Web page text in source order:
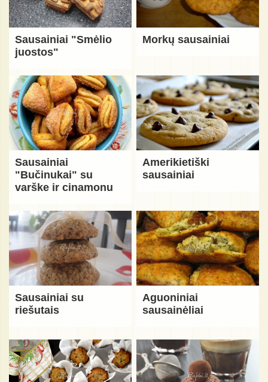
Sausainiai "Smėlio
juostos"
Morkų sausainiai
Sausainiai
"Bučinukai" su
varške ir cinamonu
Amerikietiški
sausainiai
Sausainiai su
riešutais
Aguoniniai
sausainėliai